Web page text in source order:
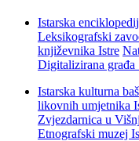
Istarska
Leksikografski
književnika Istre
Digitalizirana
Istarska kulturna
likovnih umjetnika
Zvjezdarnica u
Etnografski muzej